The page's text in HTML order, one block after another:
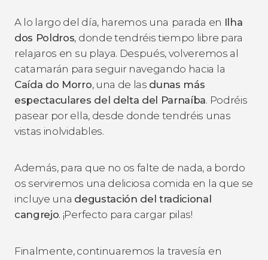
A lo largo del día, haremos una parada en Ilha
dos Poldros, donde tendréis tiempo libre para
relajaros en su playa. Después, volveremos al
catamarán para seguir navegando hacia la
Caída do Morro, una de las dunas más
espectaculares del delta del Parnaíba. Podréis
pasear por ella, desde donde tendréis unas
vistas inolvidables.
Además, para que no os falte de nada, a bordo
os serviremos una deliciosa comida en la que se
incluye una degustación del tradicional
cangrejo. ¡Perfecto para cargar pilas!
Finalmente, continuaremos la travesía en